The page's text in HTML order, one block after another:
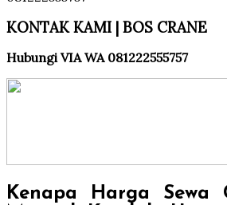
KONTAK KAMI | BOS CRANE
Hubungi VIA WA 081222555757
Kenapa Harga Sewa